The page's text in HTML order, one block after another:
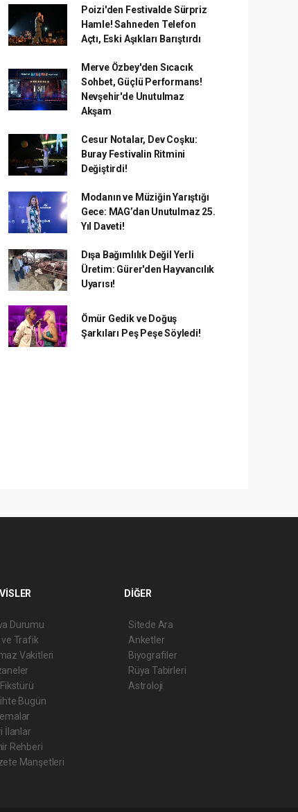
Poizi'den Festivalde Sürpriz
Hamle! Sahneden Telefon
Açtı, Eski Aşıkları Barıştırdı
Merve Özbey'den Sıcacık
Sohbet, Güçlü Performans!
Nevşehir'de Unutulmaz
Akşam
Cesur Notalar, Dev Coşku:
Buray Festivalin Ritmini
Değiştirdi!
Modanın ve Müziğin Yarıştığı
Gece: MAG’dan Unutulmaz 25.
Yıl Daveti!
Dışa Bağımlılık Değil Yerli
Üretim: Gürer'den Hayvancılık
Uyarısı!
Ömür Gedik ve Doğuş
Şarkıları Peş Peşe Söyledi!
Durumu
ve Trafik
Vakitleri
Fikstürü
Bugün
İlanlar
Rehberi
Manşetleri
DİĞER
Sitede Ara
Anketler
Biyografiler
Rüya Tabirleri
Astroloji